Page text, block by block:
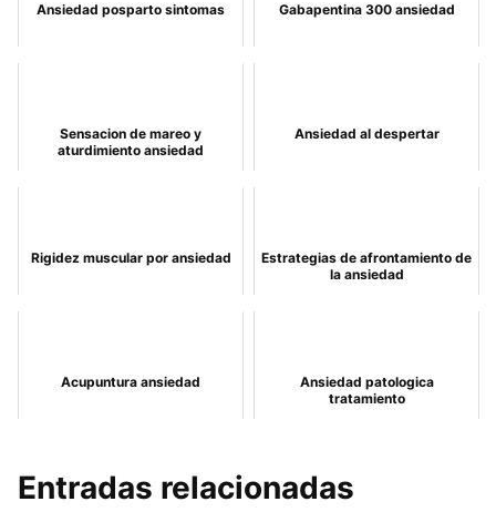
Ansiedad posparto sintomas Gabapentina 300 ansiedad
Sensacion de mareo y
aturdimiento ansiedad
Ansiedad al despertar
Rigidez muscular por ansiedad
Estrategias de afrontamiento de
la ansiedad
Acupuntura ansiedad
Ansiedad patologica
tratamiento
Entradas relacionadas